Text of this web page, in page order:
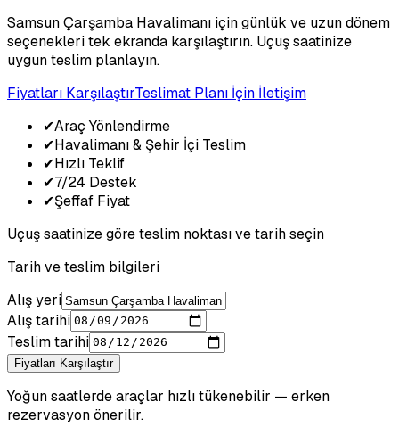
Samsun Çarşamba Havalimanı için günlük ve uzun dönem
seçenekleri tek ekranda karşılaştırın. Uçuş saatinize
uygun teslim planlayın.
Fiyatları KarşılaştırTeslimat Planı İçin İletişim
✔Araç Yönlendirme
✔Havalimanı & Şehir İçi Teslim
✔Hızlı Teklif
✔7/24 Destek
✔Şeffaf Fiyat
Uçuş saatinize göre teslim noktası ve tarih seçin
Tarih ve teslim bilgileri
Alış yeri
Alış tarihi
Teslim tarihi
Fiyatları Karşılaştır
Yoğun saatlerde araçlar hızlı tükenebilir — erken
rezervasyon önerilir.